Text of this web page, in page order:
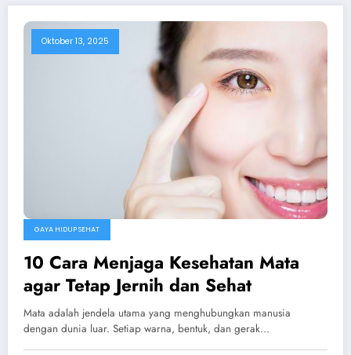
Oktober 13, 2025
GAYA HIDUP SEHAT
10 Cara Menjaga Kesehatan Mata
agar Tetap Jernih dan Sehat
Mata adalah jendela utama yang menghubungkan manusia
dengan dunia luar. Setiap warna, bentuk, dan gerak…